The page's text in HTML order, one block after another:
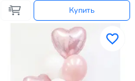
Купить